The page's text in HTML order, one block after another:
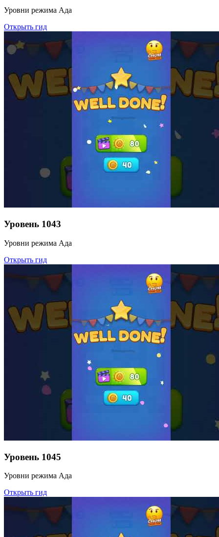
Уровни режима Ада
Открыть гид
Уровень 1043
Уровни режима Ада
Открыть гид
Уровень 1045
Уровни режима Ада
Открыть гид